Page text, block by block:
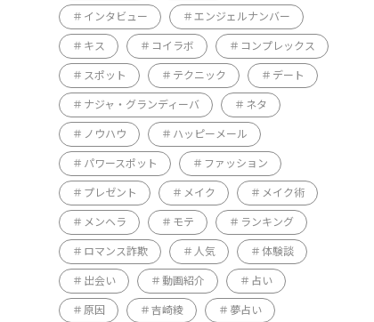
インタビュー エンジェルナンバー
キス コイラボ コンプレックス
スポット テクニック デート
ナジャ・グランディーバ ネタ
ノウハウ ハッピーメール
パワースポット ファッション
プレゼント メイク メイク術
メンヘラ モテ ランキング
ロマンス詐欺 人気 体験談
出会い 動画紹介 占い
原因 吉崎綾 夢占い